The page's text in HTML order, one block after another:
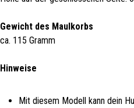
Gewicht des Maulkorbs
ca. 115 Gramm
Hinweise
Mit diesem Modell kann dein